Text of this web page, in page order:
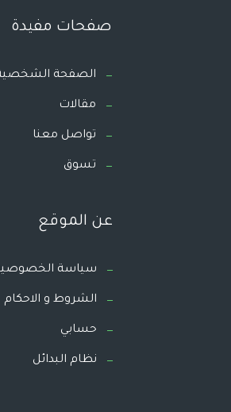
صفحات مفيدة
الصفحة
مقالات
تواصل معنا
تسوق
عن الموقع
سياسة
الشروط و الاحكام
حسابي
نظام البدائل